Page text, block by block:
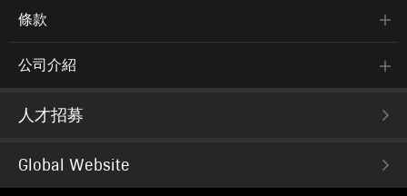
條款
公司介紹
人才招募
Global Website